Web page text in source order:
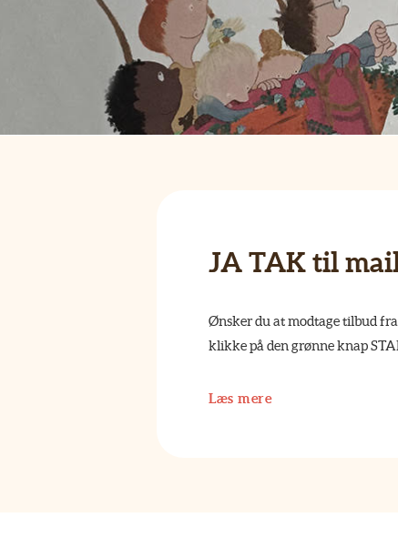
JA TAK til
Ønsker du at modtage tilbud
klikke på den grønne knap
Læs mere